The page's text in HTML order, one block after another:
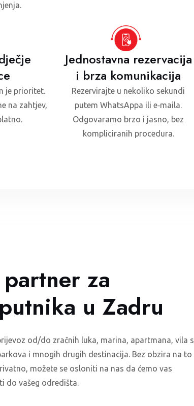
je prioritet.
na zahtjev,
Jednostavna rezervacija
i brza komunikacija
Rezervirajte u nekoliko sekundi
putem WhatsAppa ili e‑maila.
Odgovaramo brzo i jasno, bez
kompliciranih procedura.
za
u Zadru
od/do zračnih luka, marina, apartmana, vila s
i mnogih drugih destinacija. Bez obzira na to
možete se osloniti na nas da ćemo vas
do vašeg odredišta.